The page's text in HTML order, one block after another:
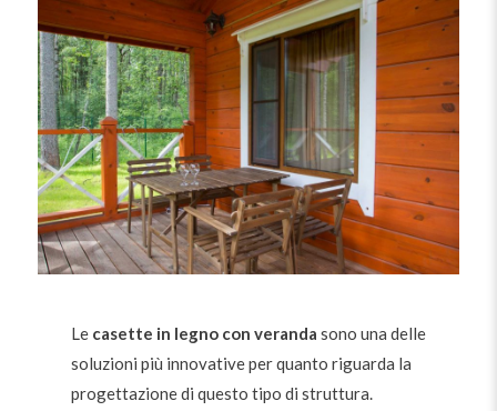
Le casette in legno con veranda sono una delle
soluzioni più innovative per quanto riguarda la
progettazione di questo tipo di struttura.